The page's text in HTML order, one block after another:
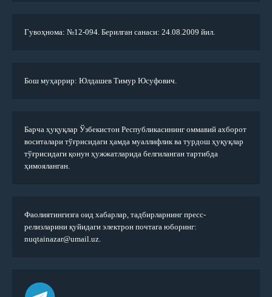
Гувоҳнома: №12-094. Берилган санаси: 24.08.2009 йил.
Бош муҳаррир: Юлдашев Тимур Юсуфович.
Барча ҳуқуқлар Ўзбекистон Республикасининг оммавий ахборот
воситалари тўғрисидаги ҳамда муаллифлик ва турдош ҳуқуқлар
тўғрисидаги қонун ҳужжатларида белгиланган тартибда
ҳимояланган.
Фаолиятингизга оид хабарлар, тадбирларнинг пресс-
релизларини қуйидаги электрон почтага юборинг:
nuqtainazar@umail.uz.